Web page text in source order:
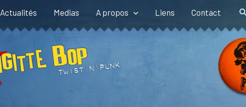
Actualités Medias A propos Liens Contact